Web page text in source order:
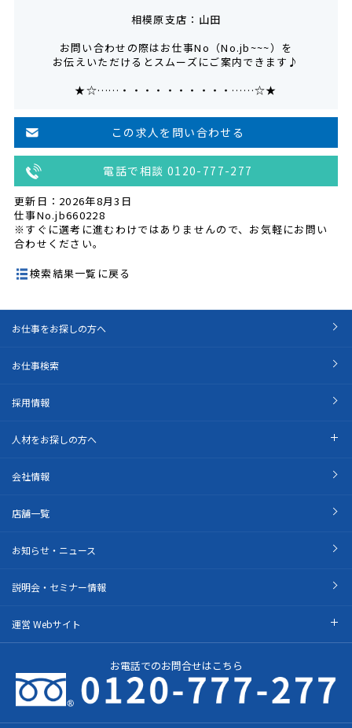
相模原支店：山田
お問い合わせの際はお仕事No（No.jb~~~）を
お伝えいただけるとスムーズにご案内できます♪
★☆……・・・・・・・・・・……☆★
この求人を問い合わせる
電話で相談 0120-777-277
更新日：2026年8月3日
仕事No.jb660228
※すぐに選考に進むわけではありませんので、お気軽にお問い
合わせください。
検索結果一覧に戻る
お仕事をお探しの方へ
お仕事検索
採用情報
人材をお探しの方へ
会社情報
店舗一覧
お知らせ・ニュース
説明会・セミナー情報
運営 Webサイト
お電話でのお問合せはこちら